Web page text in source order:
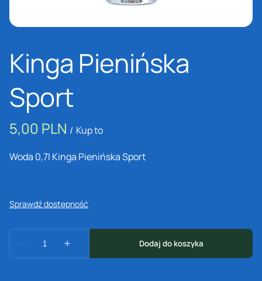
Kinga Pienińska
Sport
/
Woda 0,7l Kinga Pienińska Sport